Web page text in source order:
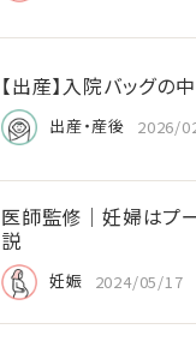
【出産】入院バッグの
出産・産後 2026/
医師監修｜妊婦はプ
説
妊娠 2024/05/17